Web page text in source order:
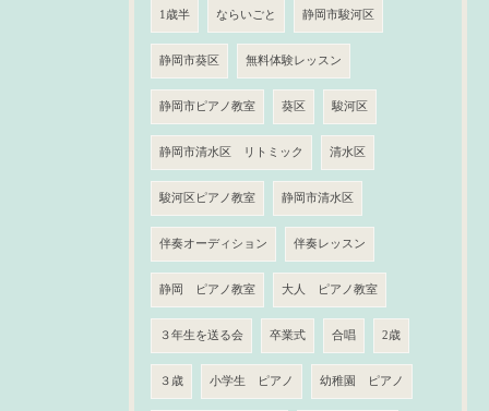
1歳半 ならいごと 静岡市駿河区
静岡市葵区 無料体験レッスン
静岡市ピアノ教室 葵区 駿河区
静岡市清水区 リトミック 清水区
駿河区ピアノ教室 静岡市清水区
伴奏オーディション 伴奏レッスン
静岡 ピアノ教室 大人 ピアノ教室
３年生を送る会 卒業式 合唱 2歳
３歳 小学生 ピアノ 幼稚園 ピアノ